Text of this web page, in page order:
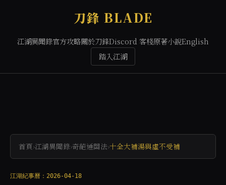
刀鋒 BLADE
江湖異聞錄官方攻略關於刀鋒Discord 客棧原著小說English
踏入江湖
首頁›江湖異聞錄›奇葩通關法›十全大補湯與虛不受補
江湖紀事曆：2026-04-18